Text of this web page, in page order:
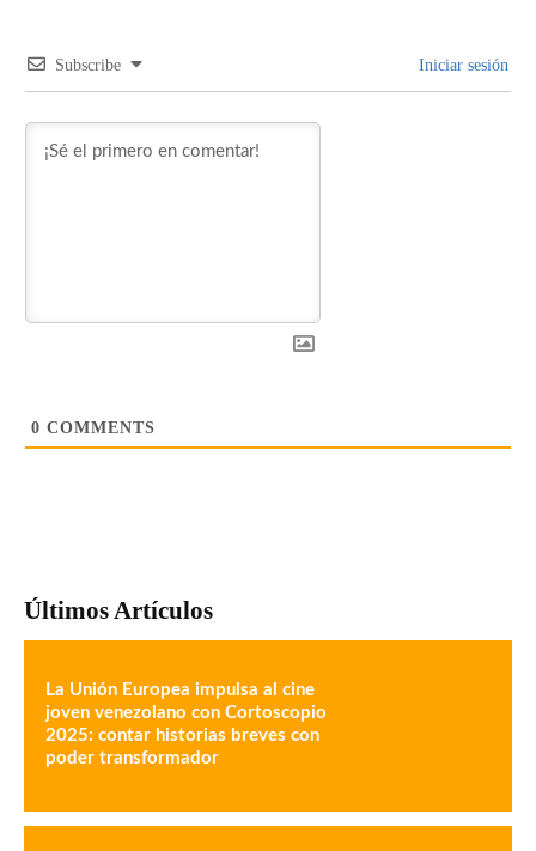
Subscribe Iniciar sesión
0 COMMENTS
Últimos Artículos
La Unión Europea impulsa al cine
joven venezolano con Cortoscopio
2025: contar historias breves con
poder transformador